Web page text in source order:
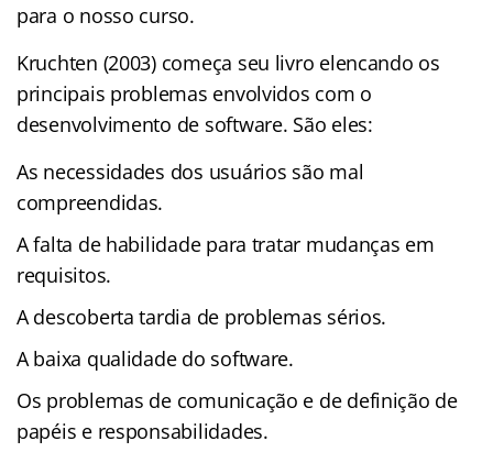
para o nosso curso.
Kruchten (2003) começa seu livro elencando os
principais problemas envolvidos com o
desenvolvimento de software. São eles:
As necessidades dos usuários são mal
compreendidas.
A falta de habilidade para tratar mudanças em
requisitos.
A descoberta tardia de problemas sérios.
A baixa qualidade do software.
Os problemas de comunicação e de definição de
papéis e responsabilidades.